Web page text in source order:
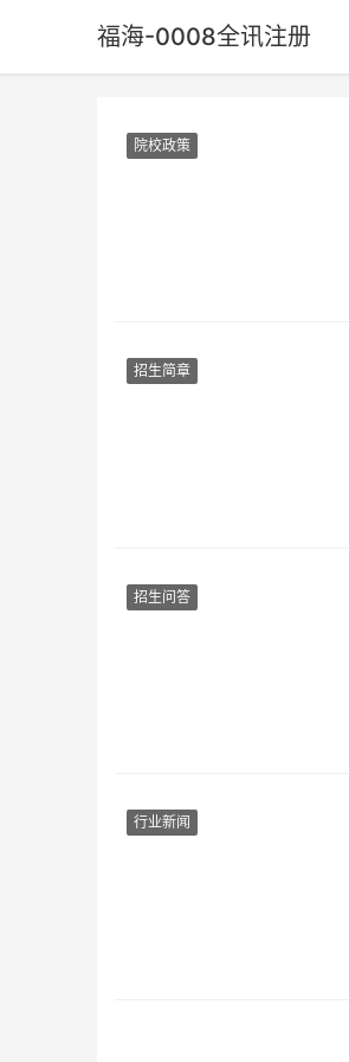
福海-0008全讯注册
院校政策
招生简章
招生问答
行业新闻